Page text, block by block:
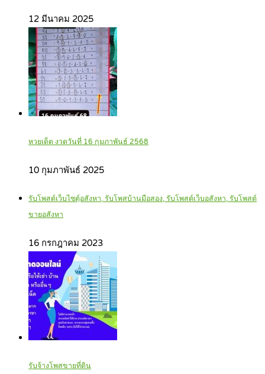
12 มีนาคม 2025
หวยเด็ด งวดวันที่ 16 กุมภาพันธ์ 2568
10 กุมภาพันธ์ 2025
รับโพสต์เว็บไซตฺ์อสังหา, รับโพสบ้านมือสอง, รับโพสต์เว็บอสังหา, รับโพสต์
ขายอสังหา
16 กรกฎาคม 2023
รับจ้างโพสขายที่ดิน